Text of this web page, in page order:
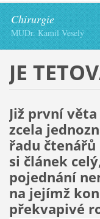
Chirurgie
MUDr. Kamil Veselý
JE
Již první
zcela
řadu
si článek
pojednání
na jejímž
překvapivé